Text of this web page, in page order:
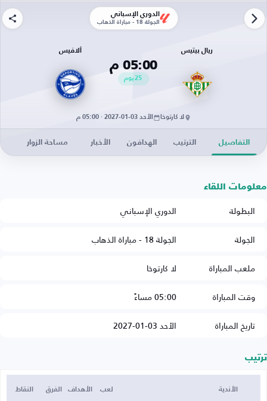
الدوري الإسباني
الجولة 18 - مباراة الذهاب
ريال بيتيس
05:00 م
25يوم
ألافيس
لا كارتوخا الأحد 03-01-2027 · 05:00 م
التفاصيل الترتيب الهدافون الأخبار مساحة الزوار
معلومات اللقاء
البطولة
الدوري الإسباني
الجولة
الجولة 18 - مباراة الذهاب
ملعب المباراة
لا كارتوخا
وقت المباراة
05:00 مساءً
تاريخ المباراة
الأحد 03-01-2027
ترتيب
الأندية لعب الأهداف الفرق النقاط